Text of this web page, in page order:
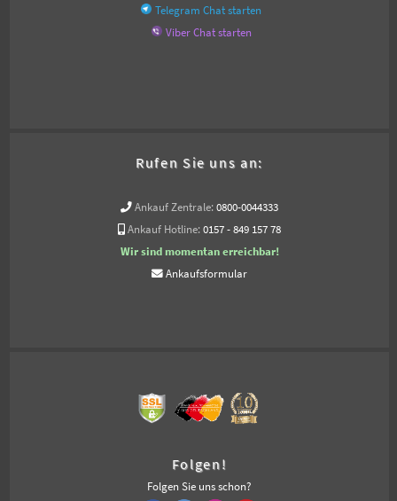
Telegram Chat starten
Viber Chat starten
Rufen Sie uns an:
Ankauf Zentrale: 0800-0044333
Ankauf Hotline: 0157 - 849 157 78
Wir sind momentan erreichbar!
Ankaufsformular
Folgen!
Folgen Sie uns schon?